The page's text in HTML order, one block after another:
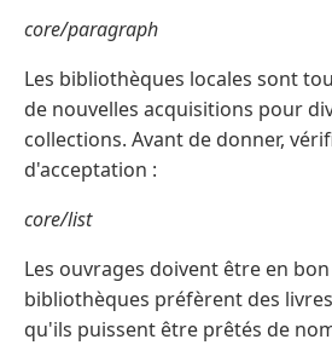
core/paragraph
Les bibliothèques locales sont
de nouvelles acquisitions pour
collections. Avant de donner,
d'acceptation :
core/list
Les ouvrages doivent être en bon
bibliothèques préfèrent des
qu'ils puissent être prêtés de